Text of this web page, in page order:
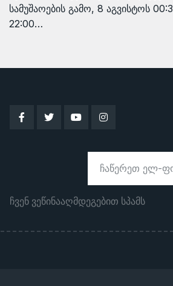
სამუშაოების გამო, 8 აგვისტოს
22:00…
ჩვენ ვეწინააღმდეგებით სპამს